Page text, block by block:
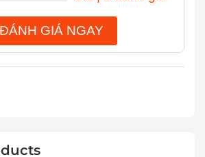
ĐÁNH GIÁ NGAY